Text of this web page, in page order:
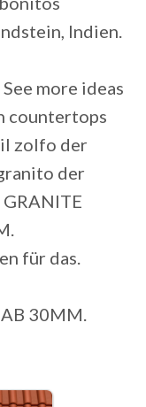
Indien.
more ideas
countertops
il zolfo der
der
für das.
30MM.